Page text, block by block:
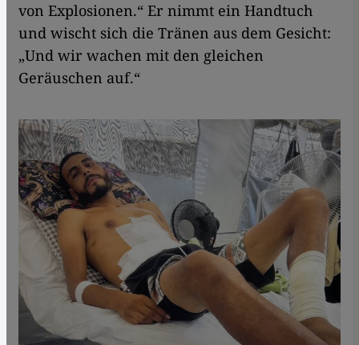
von Explosionen.“ Er nimmt ein Handtuch
und wischt sich die Tränen aus dem Gesicht:
„Und wir wachen mit den gleichen
Geräuschen auf.“